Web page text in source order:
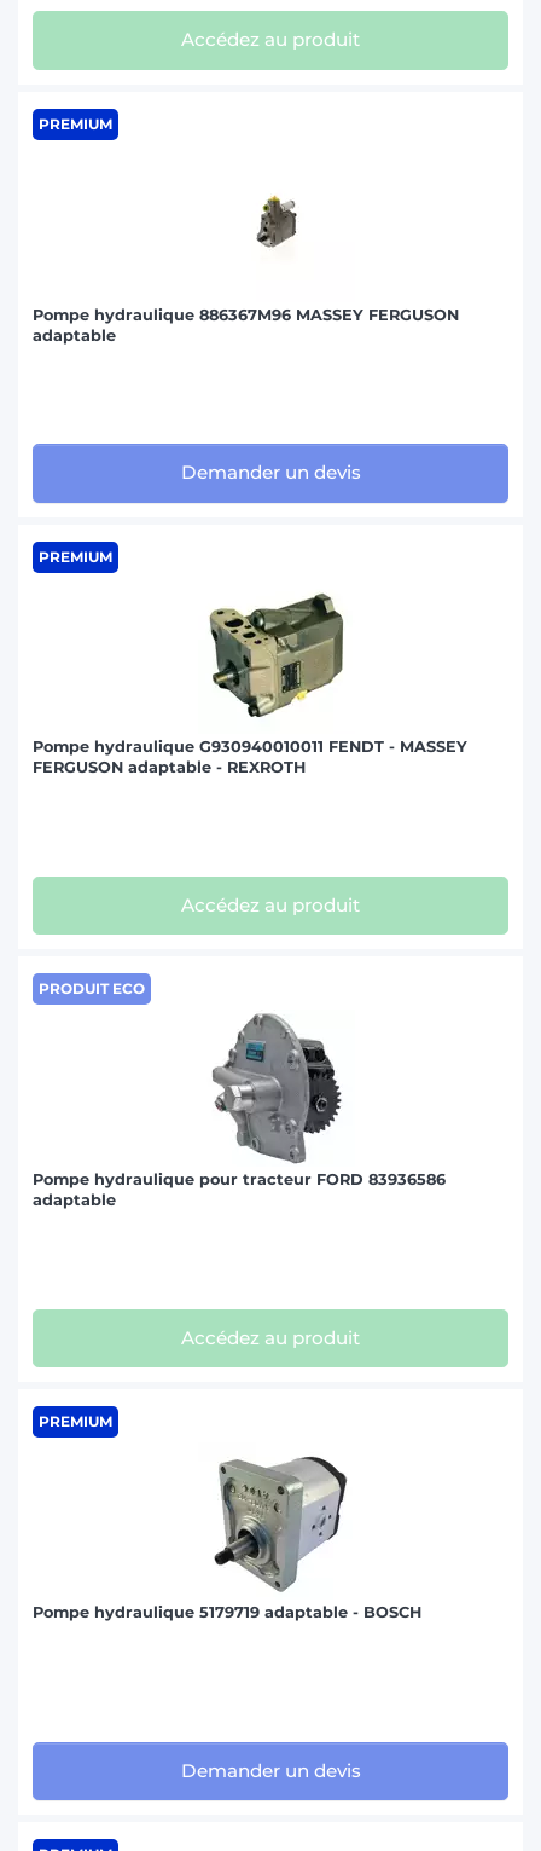
Accédez au produit
PREMIUM
Pompe hydraulique 886367M96 MASSEY FERGUSON
adaptable
Demander un devis
PREMIUM
Pompe hydraulique G930940010011 FENDT - MASSEY
FERGUSON adaptable - REXROTH
Accédez au produit
PRODUIT ECO
Pompe hydraulique pour tracteur FORD 83936586
adaptable
Accédez au produit
PREMIUM
Pompe hydraulique 5179719 adaptable - BOSCH
Demander un devis